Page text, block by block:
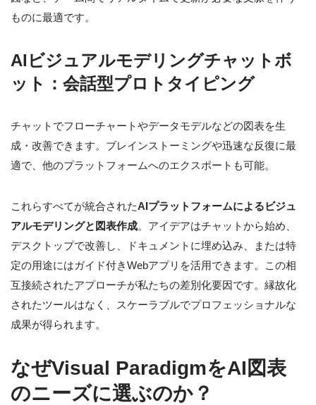
ものに最適です。
AIビジュアルモデリングチャットボ
ット：会話型プロトタイピング
チャットでフローチャートやデータモデルなどの図表を生
成・改善できます。ブレインストーミングや迅速な反復に最
適で、他のプラットフォームへのエクスポートも可能。
これらすべてが統合されたAIプラットフォームによるビジュ
アルモデリングと図表作成。アイデアはチャットから始め、
デスクトップで改善し、ドキュメントに埋め込み、または特
定の用途にはガイド付きWebアプリを活用できます。この相
互接続されたアプローチが私たちの差別化要因です。縁故化
されたツールはなく、スケーラブルでプロフェッショナルな
成果が得られます。
なぜVisual ParadigmをAI図表
のニーズに選ぶのか？